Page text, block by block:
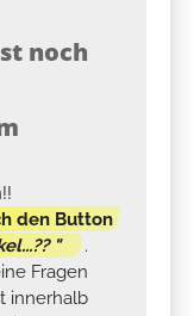
noch
den Button
"
.
Fragen
innerhalb